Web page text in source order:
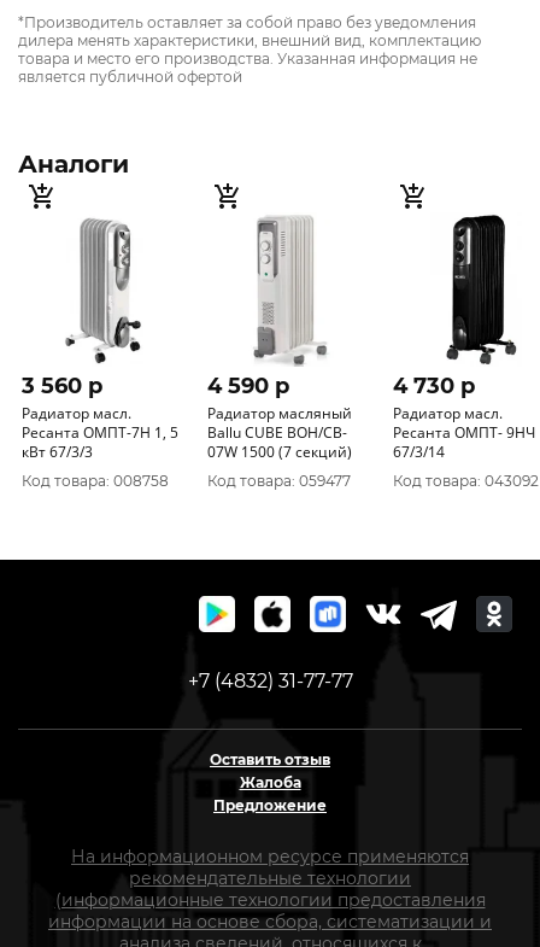
*Производитель оставляет за собой право без уведомления
дилера менять характеристики, внешний вид, комплектацию
товара и место его производства. Указанная информация не
является публичной офертой
Аналоги
3 560 p
Радиатор масл.
Ресанта ОМПТ-7Н 1, 5
кВт 67/3/3
Код товара: 008758
4 590 p
Радиатор масляный
Ballu CUBE BOH/CB-
07W 1500 (7 секций)
Код товара: 059477
4 730 p
Радиатор масл.
Ресанта ОМПТ- 9НЧ
67/3/14
Код товара: 043092
+7 (4832) 31-77-77
Оставить отзыв
Жалоба
Предложение
На информационном ресурсе применяются
рекомендательные технологии
(информационные технологии предоставления
информации на основе сбора, систематизации и